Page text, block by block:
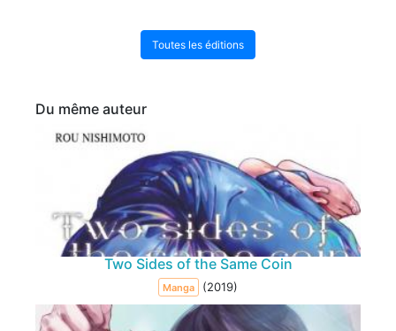
Toutes les éditions
Du même auteur
Two Sides of the Same Coin
Manga (2019)